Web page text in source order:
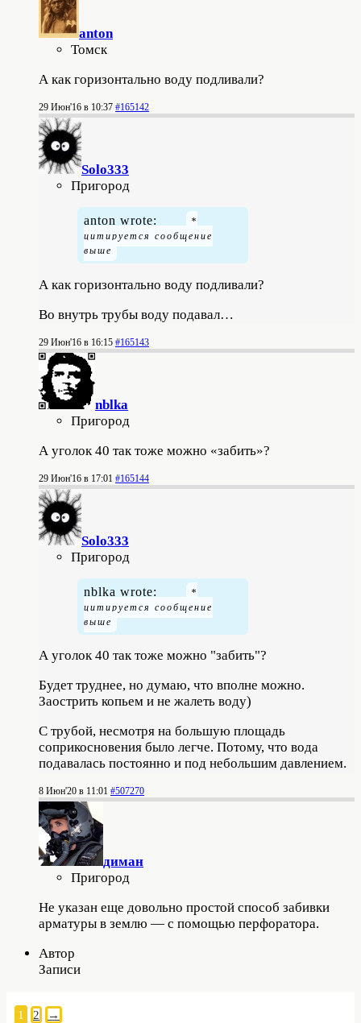
anton
Томск
А как горизонтально воду подливали?
29 Июн'16 в 10:37 #165142
Solo333
Пригород
anton wrote:
А как горизонтально воду подливали?
Во внутрь трубы воду подавал…
29 Июн'16 в 16:15 #165143
nblka
Пригород
А уголок 40 так тоже можно «забить»?
29 Июн'16 в 17:01 #165144
Solo333
Пригород
nblka wrote:
А уголок 40 так тоже можно "забить"?
Будет труднее, но думаю, что вполне можно.
Заострить копьем и не жалеть воду)
С трубой, несмотря на большую площадь
соприкосновения было легче. Потому, что вода
подавалась постоянно и под небольшим давлением.
8 Июн'20 в 11:01 #507270
диман
Пригород
Не указан еще довольно простой способ забивки
арматуры в землю — с помощью перфоратора.
Автор
Записи
1 2 →